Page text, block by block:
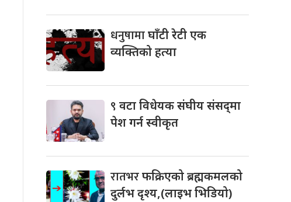
धनुषामाघाँटी रेटी एक
व्यक्तिको हत्या
९वटा विधेयक संघीय संसद्‌मा
पेश गर्न स्वीकृत
रातभरफक्रिएको ब्रह्मकमलको
दुर्लभ दृश्य,(लाइभ भिडियो)